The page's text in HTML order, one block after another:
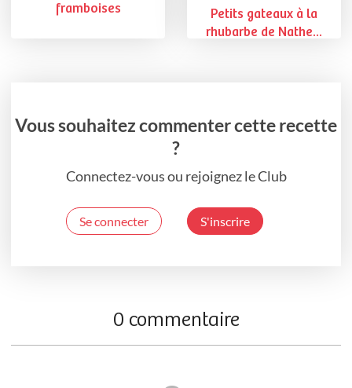
framboises
Petits gateaux à la
rhubarbe de Nathe...
Vous souhaitez commenter cette recette
?
Connectez-vous ou rejoignez le Club
Se connecter S'inscrire
0 commentaire